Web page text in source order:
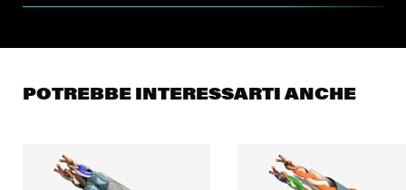
POTREBBE INTERESSARTI ANCHE